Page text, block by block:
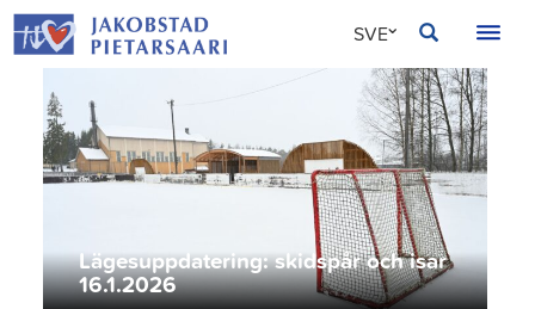
Hoppa
till
innehållet
SVE
FIN
ENG
Lägesuppdatering: skidspår och isar
16.1.2026